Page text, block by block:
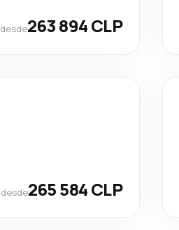
desde263 894 CLP
desde265 584 CLP